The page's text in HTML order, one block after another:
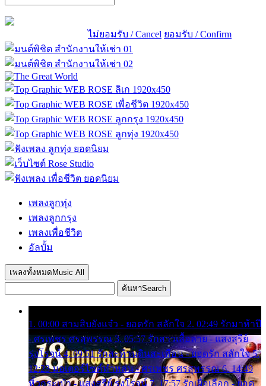
ไม่ยอมรับ / Cancel ยอมรับ / Confirm
เพลงลูกทุ่ง
เพลงลูกกรุง
เพลงเพื่อชีวิต
อัลบั้ม
เพลงทั้งหมด Music All
ค้นหาSearch
1. 00:00 สามสิบยังแจ๋ว - ยอดรัก สลักใจ 2. 02:49 รักมาห้าปี
- ศรเพชร ศรสุพรรณ 3. 05:57 รักสาวเสื้อลาย - แสงสุรีย์
รุ่งโรจน์ 4. 09:51 รักสะท้านดินสะเทือน - ยอดรัก สลักใจ 5.
12:23 มอเตอร์ไซค์ทำหล่น - ศรเพชร ศรสุพรรณ 6. 14:49
หิ้วกระเป๋า - แสงสุรีย์ รุ่งโรจน์ 7. 17:57 รักเผื่อเลือก - ยอด